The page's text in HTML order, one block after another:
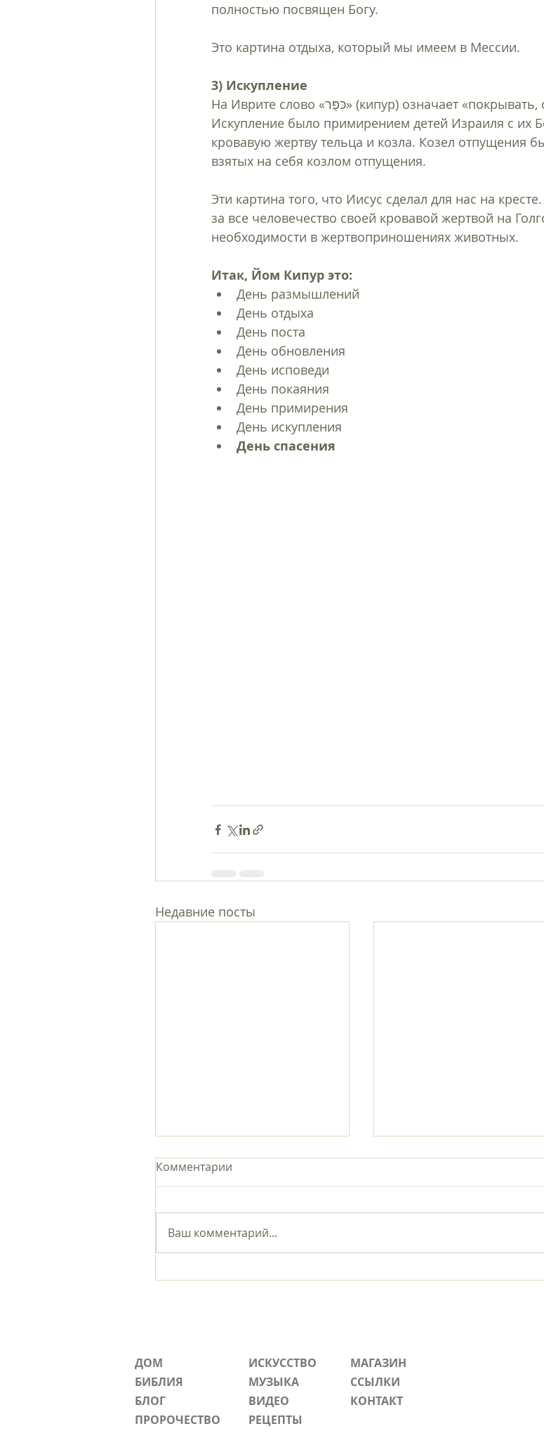
полностью посвящен Богу.
Это картина отдыха, который мы имеем в Мессии.
3) Искупление
На Иврите слово «כִּפֻּר» (кипур) означает «покрывать, очищать, примирять».
Искупление было примирением детей Израиля с их
кровавую жертву тельца и козла. Козел отпущения
взятых на себя козлом отпущения.
Эти картина того, что Иисус сделал для нас на
за все человечество своей кровавой жертвой на
необходимости в жертвоприношениях животных.
Итак, Йом Кипур это:
День размышлений
День отдыха
День поста
День обновления
День исповеди
День покаяния
День примирения
День искупления
День спасения
Недавние посты
Комментарии
Ваш комментарий...
ДОМ
БИБЛИЯ
БЛОГ
ПРОРОЧЕСТВО
ИСКУССТВО
МУЗЫКА
ВИДЕО
РЕЦЕПТЫ
МАГАЗИН
ССЫЛКИ
КОНТАКТ